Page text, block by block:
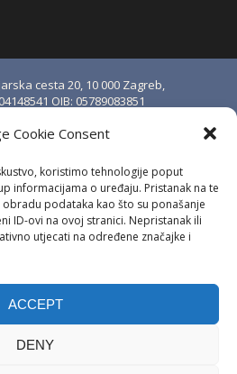
Cookie Consent
koristimo tehnologije poput
informacijama o uređaju. Pristanak na te
podataka kao što su ponašanje
ID-ovi na ovoj stranici. Nepristanak ili
utjecati na određene značajke i
ACCEPT
DENY
cesta 20, 10 000 Zagreb,
OIB: 05789083851
brojem MBS: 080888976.
i jedini član društva: Stjepan
Anić.
kod
Bank d.d., Zagreb, OIB:
| Op2M d.o.o. | Sva